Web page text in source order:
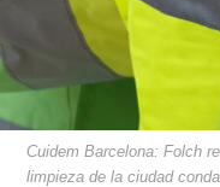
Cuidem Barcelona: Folch
limpieza de la ciudad